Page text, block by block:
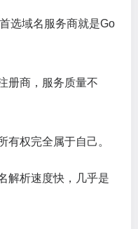
选域名服务商就是Go
册商，服务质量不
有权完全属于自己。
解析速度快，几乎是